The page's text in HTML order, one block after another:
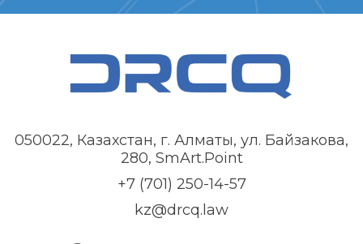
050022, Казахстан, г. Алматы, ул. Байзакова,
280, SmArt.Point
+7 (701) 250-14-57
kz@drcq.law